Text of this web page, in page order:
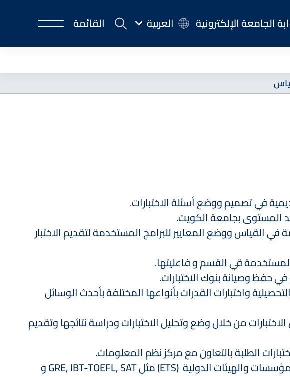
الجامعة الإلكترونية العربية القائمة
في تصميم ووضع أسئلة الاختبارات.
المستوى بجامعة الكويت.
في القياس ووضع المعايير للبرامج المستخدمة لتقديم الاختبار
المستخدمة قي القسم و فاعليتها.
حفظ وصيانة بنوك الاختبارات.
واختبارات القدرات بأنواعها المختلفة بأحدث الوسائل
من خلال وضع وتحليل الاختبارات ودراسة نتائجها وتقديم
الطلبة بالتعاون مع مركز نظم المعلومات.
تنظيم وعقد الاختبارات الدولية بالتعاون مع المؤسسات والهيئات الدولية (ETS) مثل GRE, IBT-TOEFL, SAT و